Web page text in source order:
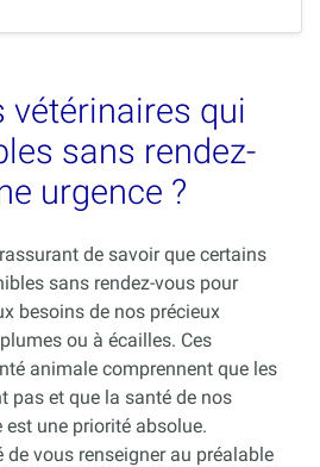
vétérinaires qui
sans rendez-
urgence ?
de savoir que certains
sans rendez-vous pour
besoins de nos précieux
ou à écailles. Ces
animale comprennent que les
pas et que la santé de nos
une priorité absolue.
vous renseigner au préalable